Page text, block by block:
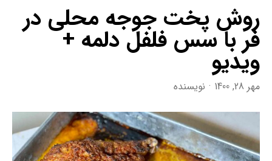
روش پخت جوجه محلی در
فر با سس فلفل دلمه‌ +
ویدیو
مهر 28, 1400 نویسنده